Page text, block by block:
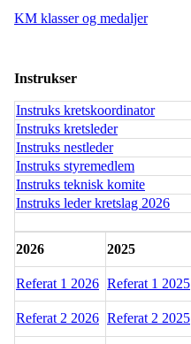
KM klasser og medaljer
Instrukser
Instruks kretskoordinator
Instruks kretsleder
Instruks nestleder
Instruks styremedlem
Instruks teknisk komite
Instruks leder kretslag 2026
2026 2025
Referat 1 2026 Referat 1 2025
Referat 2 2026 Referat 2 2025